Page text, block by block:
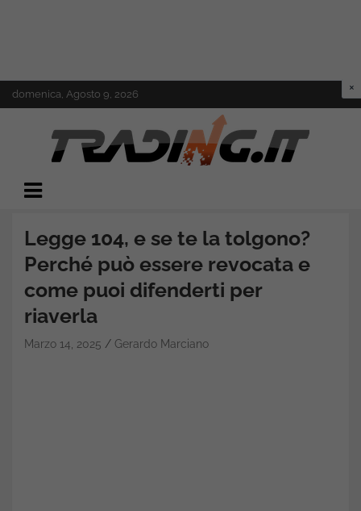
Skip
to
domenica, Agosto 9, 2026
Trading.it
Legge 104, e se te la tolgono?
Perché può essere revocata e
come puoi difenderti per
riaverla
Marzo 14, 2025 Gerardo Marciano